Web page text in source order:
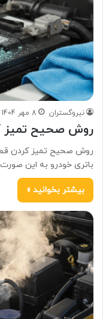
نیروگستران 8 مهر 1404
روش صحیح تمیز
روش صحیح تمیز کردن
باتری خودرو به این
بیشتر بخوانید »